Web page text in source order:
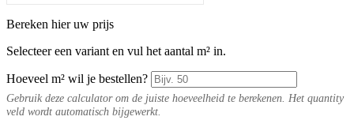
Bereken hier uw prijs
Selecteer een variant en vul het aantal m² in.
Hoeveel m² wil je bestellen?
Gebruik deze calculator om de juiste hoeveelheid te berekenen. Het quantity
veld wordt automatisch bijgewerkt.